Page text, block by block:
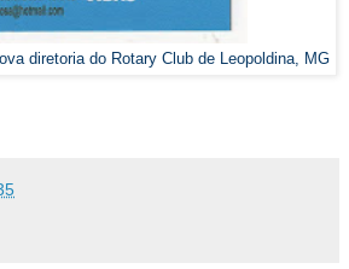
diretoria do Rotary Club de Leopoldina, MG